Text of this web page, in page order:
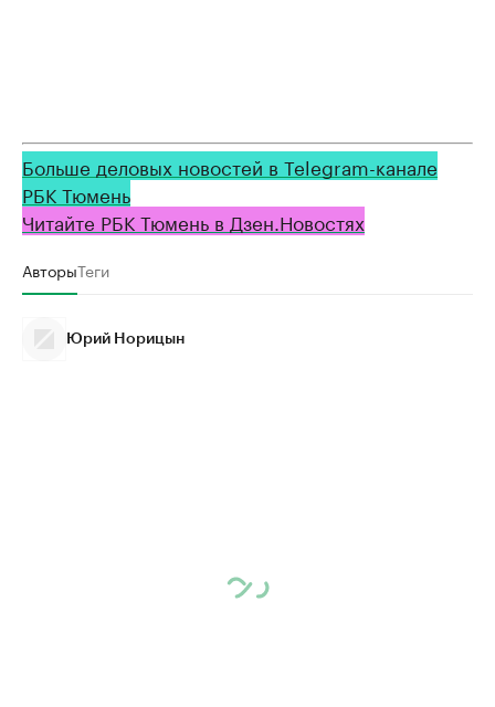
Больше деловых новостей в Telegram-канале
РБК Тюмень
Читайте РБК Тюмень в Дзен.Новостях
АвторыТеги
Юрий Норицын